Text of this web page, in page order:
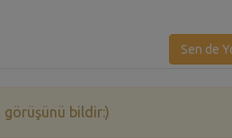
Sen de
görüşünü bildir:)